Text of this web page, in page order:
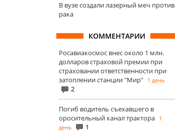
В вузе создали лазерный меч против
рака
КОММЕНТАРИИ
Росавиакосмос внес около 1 млн.
долларов страховой премии при
страховании ответственности при
затоплении станции "Мир" 1 день
2
Погиб водитель съехавшего в
оросительный канал трактора 1
день
1